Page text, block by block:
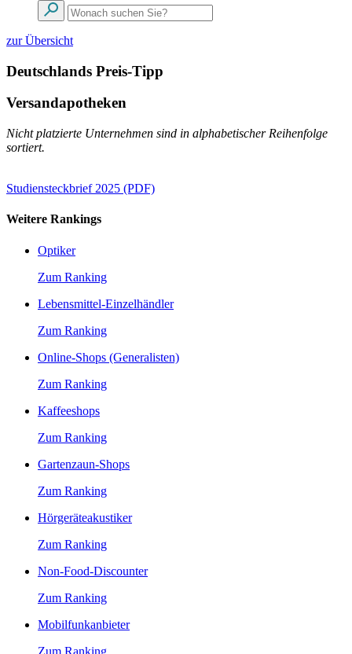
zur Übersicht
Deutschlands Preis-Tipp
Versandapotheken
Nicht platzierte Unternehmen sind in alphabetischer Reihenfolge
sortiert.
Studiensteckbrief 2025 (PDF)
Weitere Rankings
Optiker
Zum Ranking
Lebensmittel-Einzelhändler
Zum Ranking
Online-Shops (Generalisten)
Zum Ranking
Kaffeeshops
Zum Ranking
Gartenzaun-Shops
Zum Ranking
Hörgeräteakustiker
Zum Ranking
Non-Food-Discounter
Zum Ranking
Mobilfunkanbieter
Zum Ranking